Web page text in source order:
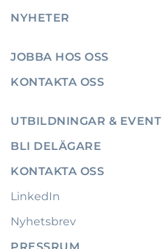
NYHETER
JOBBA HOS OSS
KONTAKTA OSS
UTBILDNINGAR & EVENT
BLI DELÄGARE
KONTAKTA OSS
LinkedIn
Nyhetsbrev
PRESSRUM